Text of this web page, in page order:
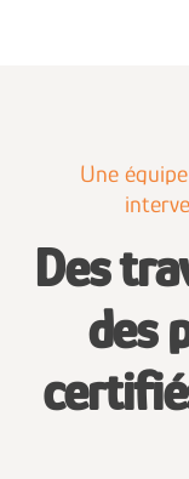
Une
Des
des